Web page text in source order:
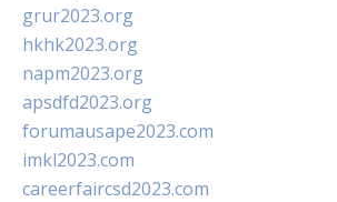
grur2023.org
hkhk2023.org
napm2023.org
apsdfd2023.org
forumausape2023.com
imkl2023.com
careerfaircsd2023.com